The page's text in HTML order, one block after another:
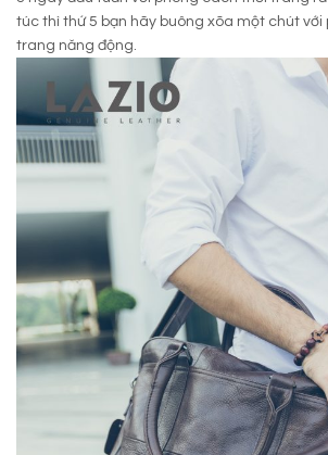
túc thì thứ 5 bạn hãy buông xõa một chút với
trang năng động.